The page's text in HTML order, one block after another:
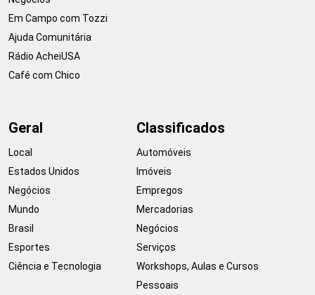
Em Campo com Tozzi
Ajuda Comunitária
Rádio AcheiUSA
Café com Chico
Geral
Local
Estados Unidos
Negócios
Mundo
Brasil
Esportes
Ciência e Tecnologia
Classificados
Automóveis
Imóveis
Empregos
Mercadorias
Negócios
Serviços
Workshops, Aulas e Cursos
Pessoais